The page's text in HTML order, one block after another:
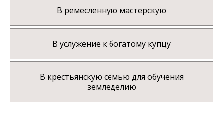
В ремесленную мастерскую
В услужение к богатому купцу
В крестьянскую семью для обучения
земледелию